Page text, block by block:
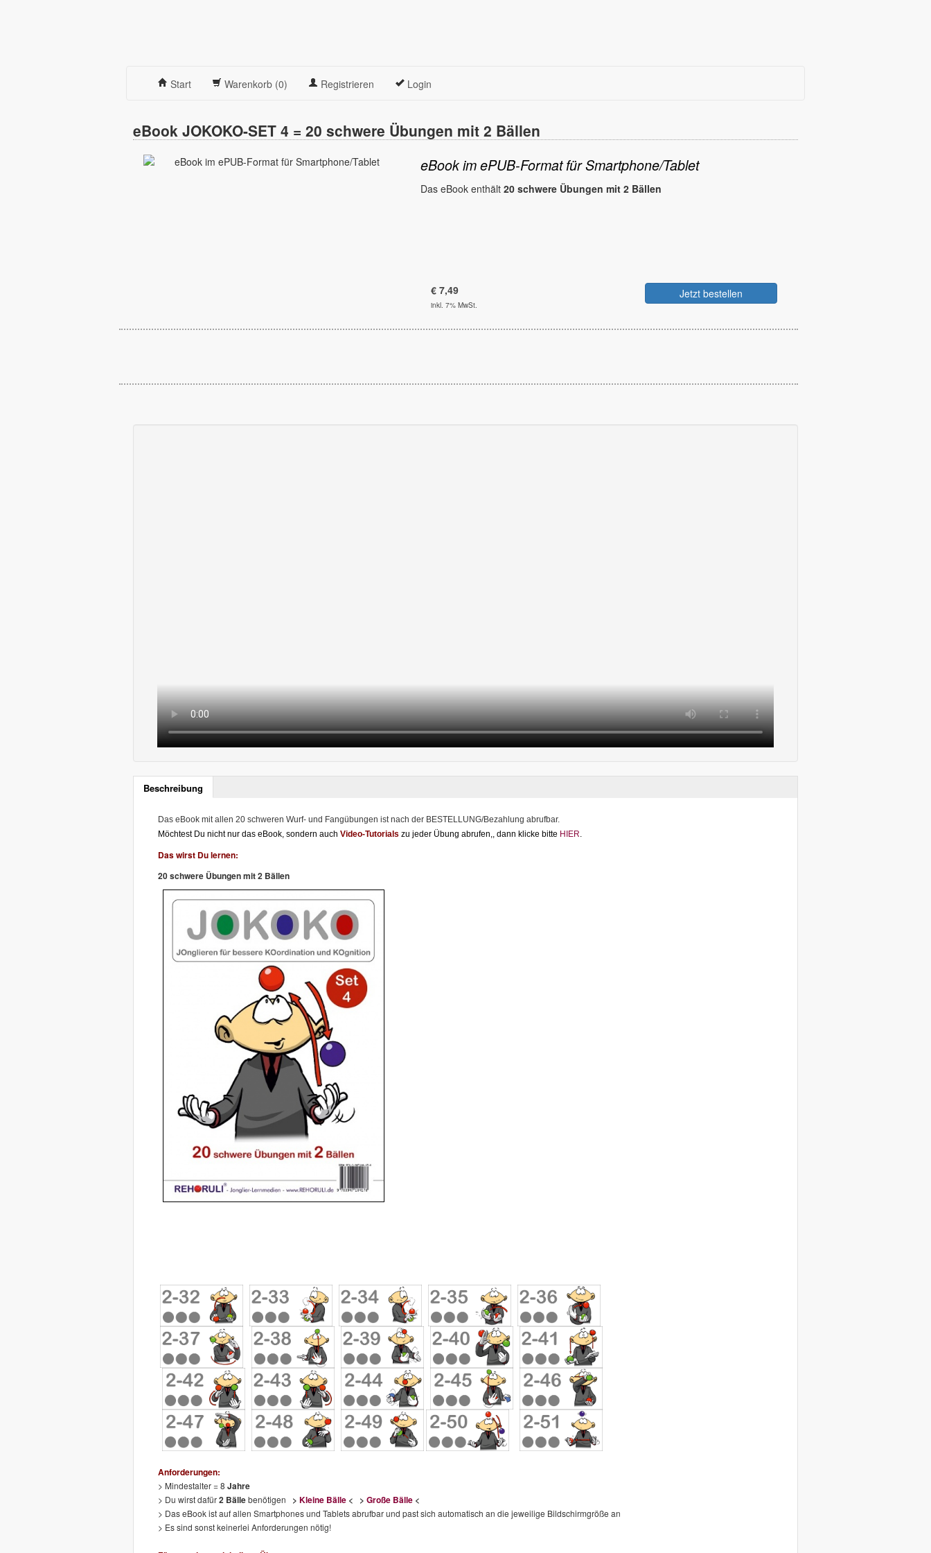
Start Warenkorb (0) Registrieren Login
eBook JOKOKO-SET 4 = 20 schwere Übungen mit 2 Bällen
eBook im ePUB-Format für Smartphone/Tablet
Das eBook enthält 20 schwere Übungen mit 2 Bällen
€ 7,49
inkl. 7% MwSt.
Jetzt bestellen
Beschreibung
Das eBook mit allen 20 schweren Wurf- und Fangübungen ist nach der BESTELLUNG/Bezahlung abrufbar.
Möchtest Du nicht nur das eBook, sondern auch Video-Tutorials zu jeder Übung abrufen,, dann klicke bitte HIER.
Das wirst Du lernen:
20 schwere Übungen mit 2 Bällen
Anforderungen:
> Mindestalter = 8 Jahre
> Du wirst dafür2 Bällebenötigen > Kleine Bälle < > Große Bälle <
> Das eBook ist auf allen Smartphones und Tablets abrufbar und past sich automatisch an die jeweilige Bildschirmgröße an
> Es sind sonst keinerlei Anforderungen nötig!